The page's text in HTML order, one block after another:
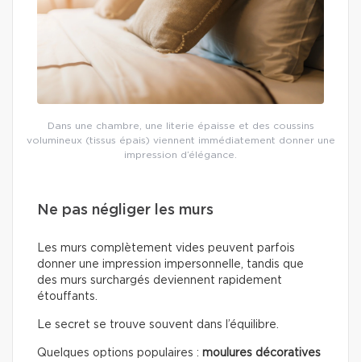
Dans une chambre, une literie épaisse et des coussins
volumineux (tissus épais) viennent immédiatement donner une
impression d’élégance.
Ne pas négliger les murs
Les murs complètement vides peuvent parfois
donner une impression impersonnelle, tandis que
des murs surchargés deviennent rapidement
étouffants.
Le secret se trouve souvent dans l’équilibre.
Quelques options populaires : moulures décoratives